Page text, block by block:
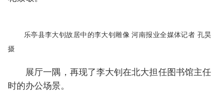
乐亭县李大钊故居中的李大钊雕像 河南报业全媒体记者 孔昊
摄
展厅一隅，再现了李大钊在北大担任图书馆主任
时的办公场景。